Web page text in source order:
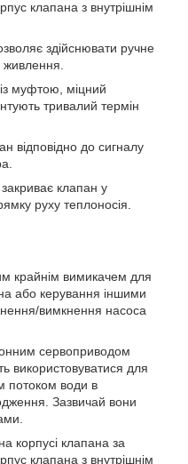
клапана з внутрішнім
здійснювати ручне
муфтою, міцний
тривалий термін
відповідно до сигналу
клапан у
руху теплоносія.
крайнім вимикачем для
або керування іншими
вимкнення насоса
сервоприводом
використовуватися для
потоком води в
Зазвичай вони
корпусі клапана за
клапана з внутрішнім